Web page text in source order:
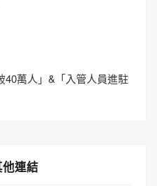
40萬人」&「入管人員進駐
連結